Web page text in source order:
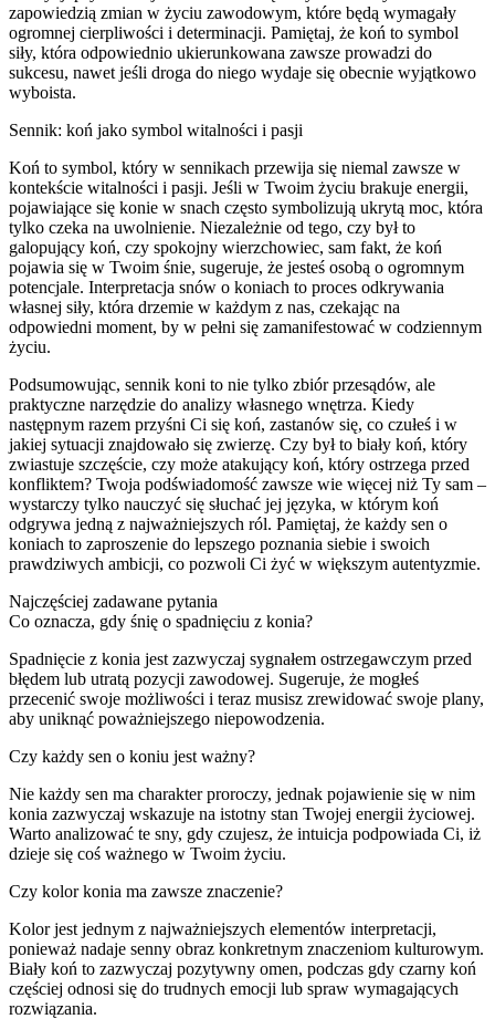
zapowiedzią zmian w życiu zawodowym, które będą wymagały
ogromnej cierpliwości i determinacji. Pamiętaj, że koń to symbol
siły, która odpowiednio ukierunkowana zawsze prowadzi do
sukcesu, nawet jeśli droga do niego wydaje się obecnie wyjątkowo
wyboista.
Sennik: koń jako symbol witalności i pasji
Koń to symbol, który w sennikach przewija się niemal zawsze w
kontekście witalności i pasji. Jeśli w Twoim życiu brakuje energii,
pojawiające się konie w snach często symbolizują ukrytą moc, która
tylko czeka na uwolnienie. Niezależnie od tego, czy był to
galopujący koń, czy spokojny wierzchowiec, sam fakt, że koń
pojawia się w Twoim śnie, sugeruje, że jesteś osobą o ogromnym
potencjale. Interpretacja snów o koniach to proces odkrywania
własnej siły, która drzemie w każdym z nas, czekając na
odpowiedni moment, by w pełni się zamanifestować w codziennym
życiu.
Podsumowując, sennik koni to nie tylko zbiór przesądów, ale
praktyczne narzędzie do analizy własnego wnętrza. Kiedy
następnym razem przyśni Ci się koń, zastanów się, co czułeś i w
jakiej sytuacji znajdowało się zwierzę. Czy był to biały koń, który
zwiastuje szczęście, czy może atakujący koń, który ostrzega przed
konfliktem? Twoja podświadomość zawsze wie więcej niż Ty sam –
wystarczy tylko nauczyć się słuchać jej języka, w którym koń
odgrywa jedną z najważniejszych ról. Pamiętaj, że każdy sen o
koniach to zaproszenie do lepszego poznania siebie i swoich
prawdziwych ambicji, co pozwoli Ci żyć w większym autentyzmie.
Najczęściej zadawane pytania
Co oznacza, gdy śnię o spadnięciu z konia?
Spadnięcie z konia jest zazwyczaj sygnałem ostrzegawczym przed
błędem lub utratą pozycji zawodowej. Sugeruje, że mogłeś
przecenić swoje możliwości i teraz musisz zrewidować swoje plany,
aby uniknąć poważniejszego niepowodzenia.
Czy każdy sen o koniu jest ważny?
Nie każdy sen ma charakter proroczy, jednak pojawienie się w nim
konia zazwyczaj wskazuje na istotny stan Twojej energii życiowej.
Warto analizować te sny, gdy czujesz, że intuicja podpowiada Ci, iż
dzieje się coś ważnego w Twoim życiu.
Czy kolor konia ma zawsze znaczenie?
Kolor jest jednym z najważniejszych elementów interpretacji,
ponieważ nadaje senny obraz konkretnym znaczeniom kulturowym.
Biały koń to zazwyczaj pozytywny omen, podczas gdy czarny koń
częściej odnosi się do trudnych emocji lub spraw wymagających
rozwiązania.